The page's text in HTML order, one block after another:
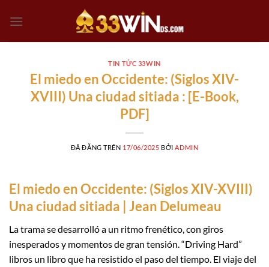
đến
TIN TỨC 33WIN
El miedo en Occidente: (Siglos XIV-
XVIII) Una ciudad sitiada : [E-Book,
PDF]
ĐÃ ĐĂNG TRÊN 17/06/2025 BỞI ADMIN
El miedo en Occidente: (Siglos XIV-XVIII)
Una ciudad sitiada | Jean Delumeau
La trama se desarrolló a un ritmo frenético, con giros
inesperados y momentos de gran tensión. “Driving Hard”
libros un libro que ha resistido el paso del tiempo. El viaje del